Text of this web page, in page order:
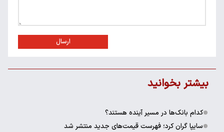
ارسال
بیشتر بخوانید
کدام بانک‌ها در مسیر آینده هستند؟
سایپا گران کرد؛ فهرست قیمت‌های جدید منتشر شد